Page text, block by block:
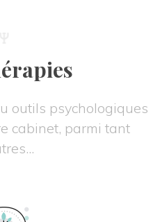
outils psychologiques
cabinet, parmi tant